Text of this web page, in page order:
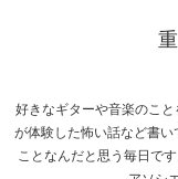
好きなギターや音楽のこ
が体験した怖い話など書
ことなんだと思う毎日で